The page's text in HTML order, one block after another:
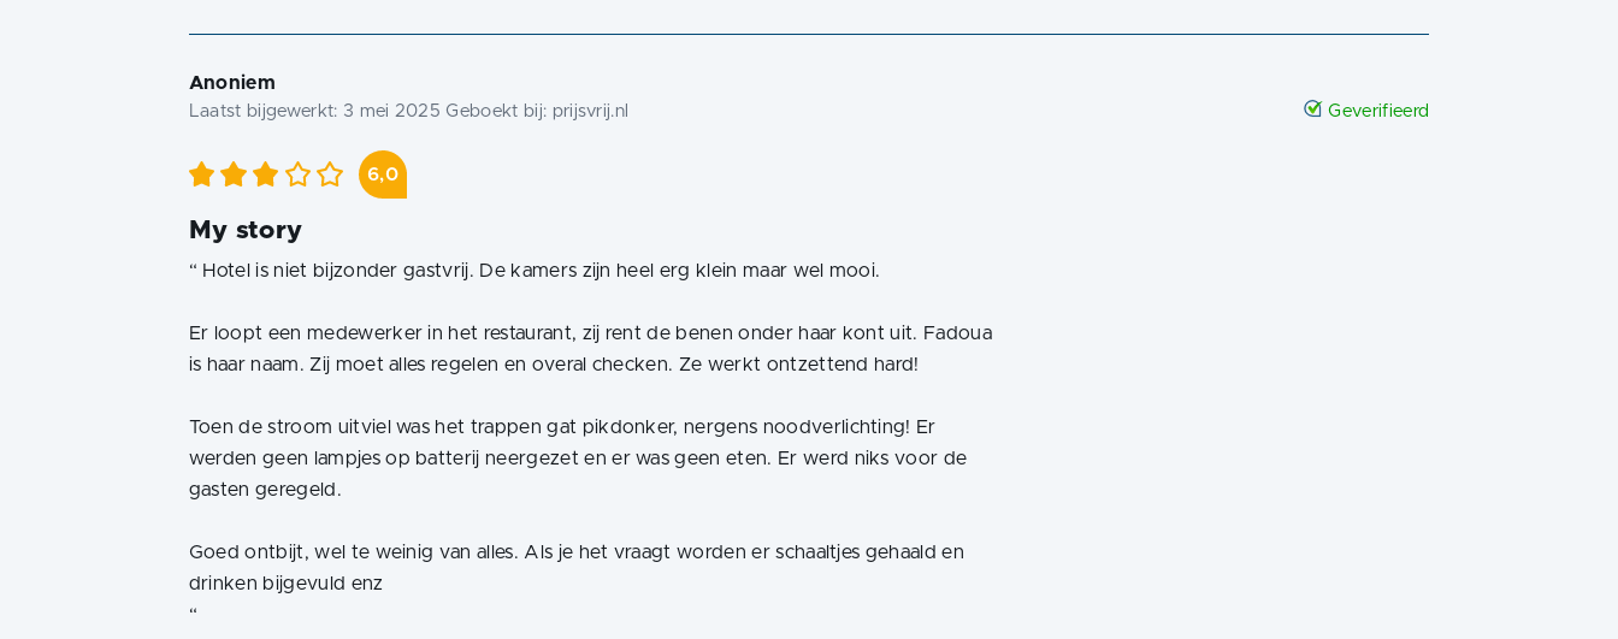
Anoniem
Laatst bijgewerkt: 3 mei 2025 Geboekt bij: prijsvrij.nl Geverifieerd
6,0
My story
“ Hotel is niet bijzonder gastvrij. De kamers zijn heel erg klein maar wel mooi.
Er loopt een medewerker in het restaurant, zij rent de benen onder haar kont uit. Fadoua
is haar naam. Zij moet alles regelen en overal checken. Ze werkt ontzettend hard!
Toen de stroom uitviel was het trappen gat pikdonker, nergens noodverlichting! Er
werden geen lampjes op batterij neergezet en er was geen eten. Er werd niks voor de
gasten geregeld.
Goed ontbijt, wel te weinig van alles. Als je het vraagt worden er schaaltjes gehaald en
“